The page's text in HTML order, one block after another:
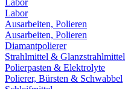
Labor
Labor
Ausarbeiten, Polieren
Ausarbeiten, Polieren
Diamantpolierer
Strahlmittel & Glanzstrahlmittel
Polierpasten & Elektrolyte
Polierer, Bürsten & Schwabbel